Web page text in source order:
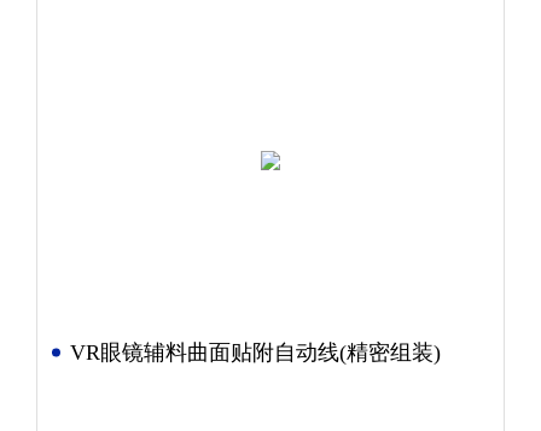
VR眼镜辅料曲面贴附自动线(精密组装)